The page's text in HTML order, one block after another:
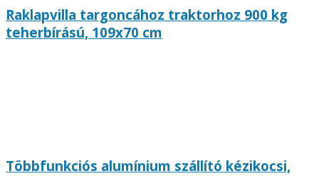
Raklapvilla targoncához traktorhoz 900 kg
teherbírású, 109x70 cm
Többfunkciós alumínium szállító kézikocsi,